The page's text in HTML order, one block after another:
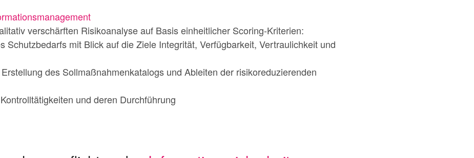
verschärften Risikoanalyse auf Basis einheitlicher Scoring-Kriterien:
Schutzbedarfs mit Blick auf die Ziele Integrität, Verfügbarkeit, Vertraulichkeit und
des Sollmaßnahmenkatalogs und Ableiten der risikoreduzierenden
und deren Durchführung